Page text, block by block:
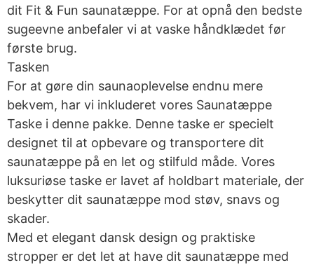
dit Fit & Fun saunatæppe. For at opnå den bedste
sugeevne anbefaler vi at vaske håndklædet før
første brug.
Tasken
For at gøre din saunaoplevelse endnu mere
bekvem, har vi inkluderet vores Saunatæppe
Taske i denne pakke. Denne taske er specielt
designet til at opbevare og transportere dit
saunatæppe på en let og stilfuld måde. Vores
luksuriøse taske er lavet af holdbart materiale, der
beskytter dit saunatæppe mod støv, snavs og
skader.
Med et elegant dansk design og praktiske
stropper er det let at have dit saunatæppe med